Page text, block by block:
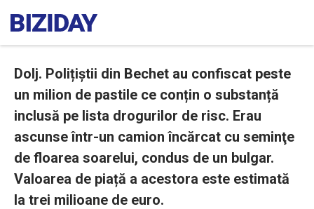
Dolj. Polițiștii din Bechet au confiscat peste
un milion de pastile ce conțin o substanță
inclusă pe lista drogurilor de risc. Erau
ascunse într-un camion încărcat cu seminţe
de floarea soarelui, condus de un bulgar.
Valoarea de piață a acestora este estimată
la trei milioane de euro.